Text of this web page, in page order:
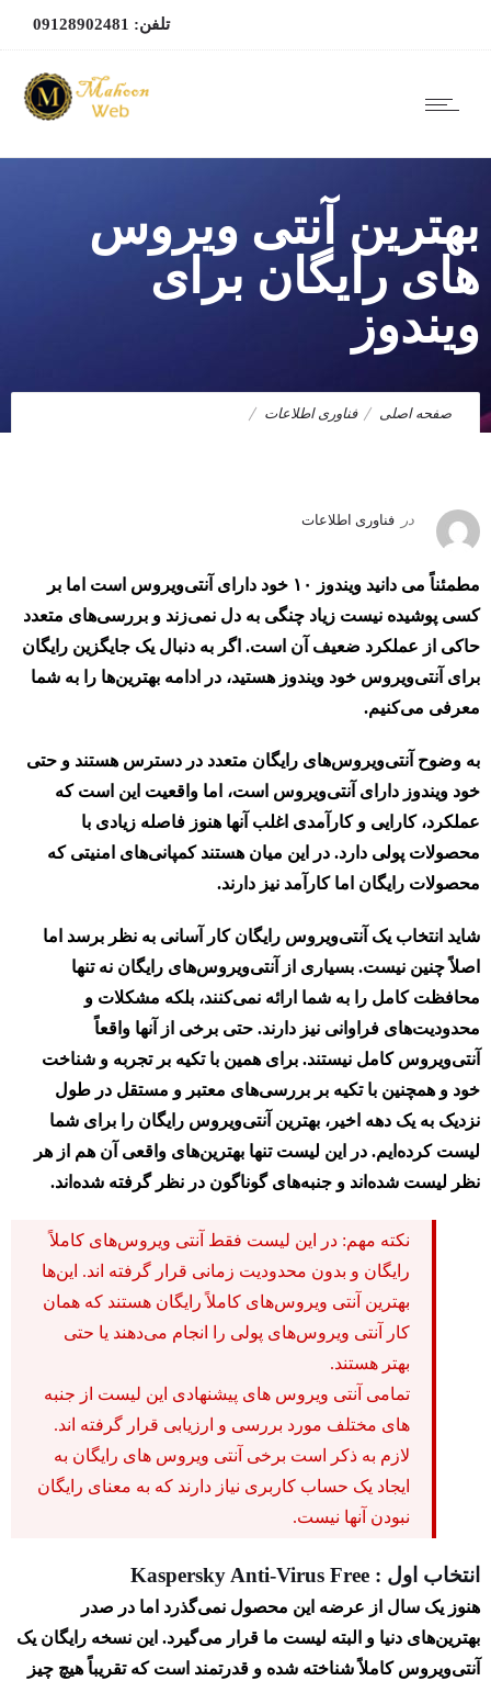
تلفن: 09128902481
بهترین آنتی ویروس
های رایگان برای
ویندوز
صفحه اصلی فناوری اطلاعات
در فناوری اطلاعات
مطمئناً می دانید ویندوز ۱۰ خود دارای آنتی‌ویروس است اما بر
کسی پوشیده نیست زیاد چنگی به دل نمی‌زند و بررسی‌های متعدد
حاکی از عملکرد ضعیف آن است. اگر به دنبال یک جایگزین رایگان
برای آنتی‌ویروس خود ویندوز هستید، در ادامه بهترین‌ها را به شما
معرفی می‌کنیم.
به وضوح آنتی‌ویروس‌های رایگان متعدد در دسترس هستند و حتی
خود ویندوز دارای آنتی‌ویروس است، اما واقعیت این است که
عملکرد، کارایی و کارآمدی اغلب آنها هنوز فاصله زیادی با
محصولات پولی دارد. در این میان هستند کمپانی‌های امنیتی که
محصولات رایگان اما کارآمد نیز دارند.
شاید انتخاب یک آنتی‌ویروس رایگان کار آسانی به نظر برسد اما
اصلاً چنین نیست. بسیاری از آنتی‌ویروس‌های رایگان نه تنها
محافظت کامل را به شما ارائه نمی‌کنند، بلکه مشکلات و
محدودیت‌های فراوانی نیز دارند. حتی برخی از آنها واقعاً
آنتی‌ویروس کامل نیستند. برای همین با تکیه بر تجربه و شناخت
خود و همچنین با تکیه بر بررسی‌های معتبر و مستقل در طول
نزدیک به یک دهه اخیر، بهترین آنتی‌ویروس رایگان را برای شما
لیست کرده‌ایم. در این لیست تنها بهترین‌های واقعی آن هم از هر
نظر لیست شده‌اند و جنبه‌های گوناگون در نظر گرفته شده‌اند.
نکته مهم: در این لیست فقط آنتی ویروس‌های کاملاً
رایگان و بدون محدودیت زمانی قرار گرفته اند. این‌ها
بهترین آنتی ویروس‌های کاملاً رایگان هستند که همان
کار آنتی ویروس‌های پولی را انجام می‌دهند یا حتی
بهتر هستند.
تمامی آنتی ویروس های پیشنهادی این لیست از جنبه
های مختلف مورد بررسی و ارزیابی قرار گرفته اند.
لازم به ذکر است برخی آنتی ویروس های رایگان به
ایجاد یک حساب کاربری نیاز دارند که به معنای رایگان
نبودن آنها نیست.
انتخاب اول : Kaspersky Anti-Virus Free
هنوز یک سال از عرضه این محصول نمی‌گذرد اما در صدر
بهترین‌های دنیا و البته لیست ما قرار می‌گیرد. این نسخه رایگان یک
آنتی‌ویروس کاملاً شناخته شده و قدرتمند است که تقریباً هیچ چیز